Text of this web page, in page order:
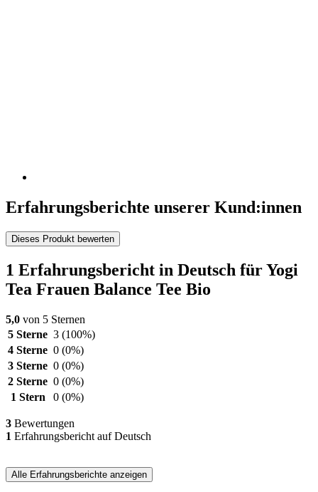
Erfahrungsberichte unserer Kund:innen
Dieses Produkt bewerten
1 Erfahrungsbericht in Deutsch für Yogi
Tea Frauen Balance Tee Bio
5,0 von 5 Sternen
5 Sterne 3 (100%)
4 Sterne 0 (0%)
3 Sterne 0 (0%)
2 Sterne 0 (0%)
1 Stern
0 (0%)
3 Bewertungen
1 Erfahrungsbericht auf Deutsch
Alle Erfahrungsberichte anzeigen